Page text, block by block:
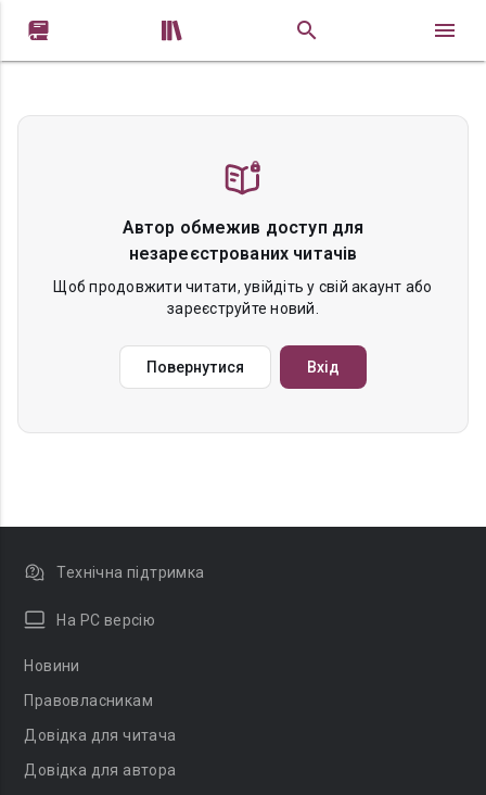
 
Автор обмежив доступ для
незареєстрованих читачів
Щоб продовжити читати, увійдіть у свій акаунт або
зареєструйте новий.
Повернутися Вхід
Технічна підтримка
На PC версію
Новини
Правовласникам
Довідка для читача
Довідка для автора